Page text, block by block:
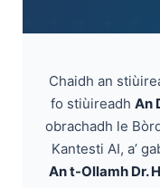
Chaidh an
fo stiùireadh An
obrachadh le
Kantesti AI, a’
An t-Ollamh Dr.